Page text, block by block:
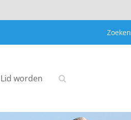
Zoeken
Lid worden